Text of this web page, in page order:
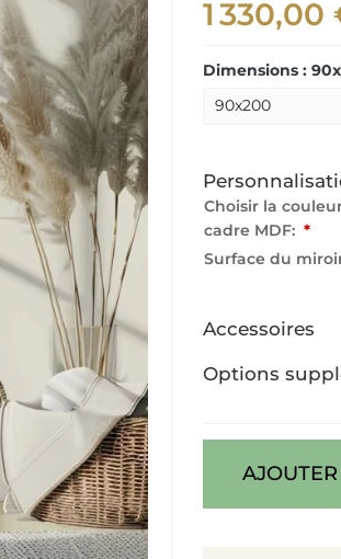
1 330,00
Dimensions :
Choisir la
cadre MDF: *
Surface du
Accessoires
Options